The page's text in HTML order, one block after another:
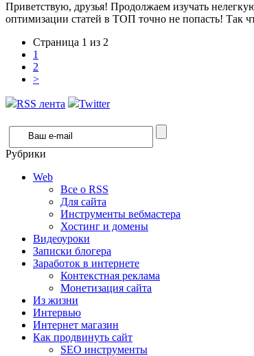
Приветствую, друзья! Продолжаем изучать
оптимизации статей в ТОП точно не попасть! Так
Страница 1 из 2
1
2
>
RSS лента
Twitter
Рубрики
Web
Все о RSS
Для сайта
Инструменты вебмастера
Хостинг и домены
Видеоуроки
Записки блогера
Заработок в интернете
Контекстная реклама
Монетизация сайта
Из жизни
Интервью
Интернет магазин
Как продвинуть сайт
SEO инструменты